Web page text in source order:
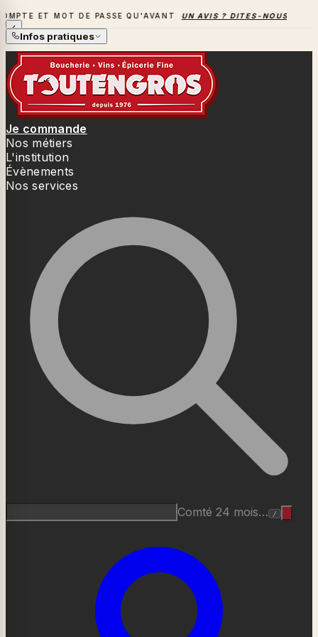
DE PASSE QU'AVANT UN AVIS ? DITES-NOUS TOUT →
LA SAISON DES BARBECUES BAT SON PLEIN
Infos pratiques
Je commande
Nos métiers
L'institution
Évènements
Nos services
Comté 24 mois… /